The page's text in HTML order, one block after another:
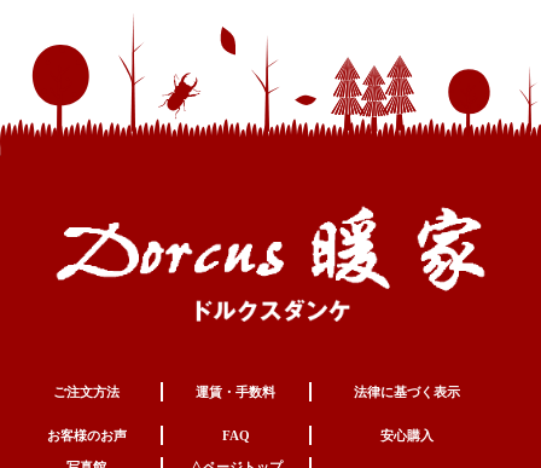
ご注文方法 運賃・手数料 法律に基づく表示
お客様のお声 FAQ 安心購入